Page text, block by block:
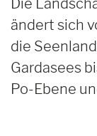
Die
ändert sich
die
Gardasees
Po-Ebene